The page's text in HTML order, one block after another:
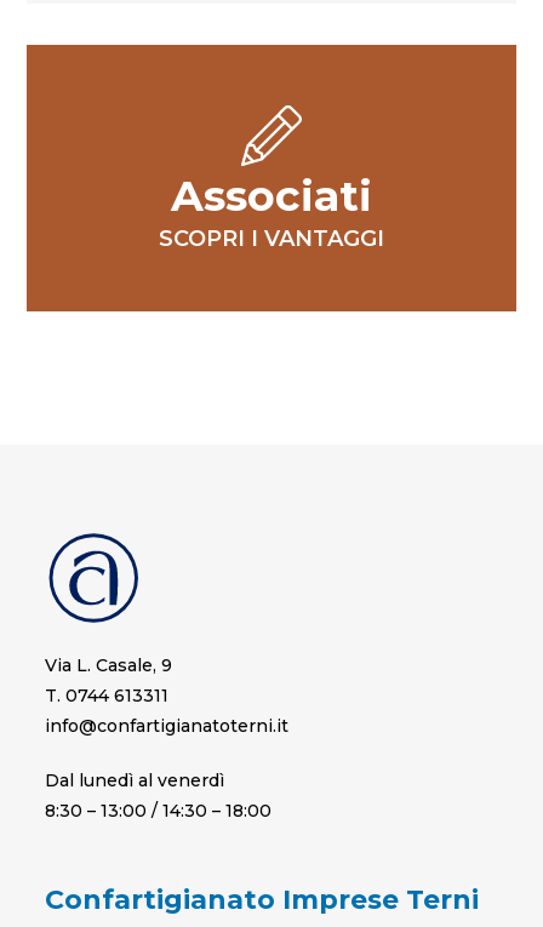
Associati
SCOPRI I VANTAGGI
Via L. Casale, 9
T. 0744 613311
info@confartigianatoterni.it
Dal lunedì al venerdì
8:30 – 13:00 / 14:30 – 18:00
Confartigianato Imprese Terni